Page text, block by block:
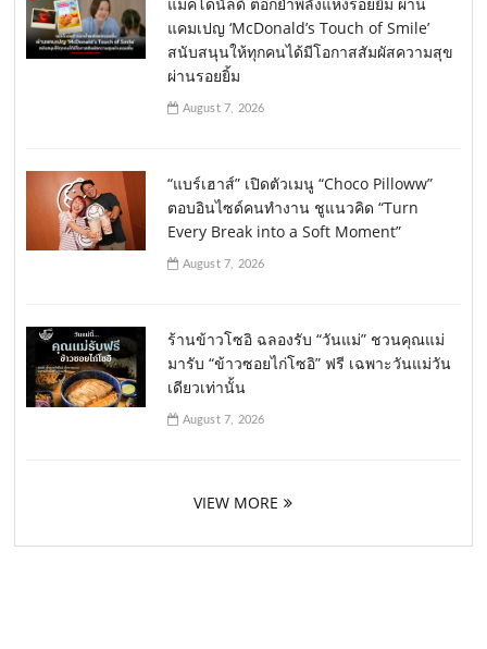
แมคโดนัลด์ ตอกย้ำพลังแห่งรอยยิ้ม ผ่าน
แคมเปญ ‘McDonald’s Touch of Smile’
สนับสนุนให้ทุกคนได้มีโอกาสสัมผัสความสุข
ผ่านรอยยิ้ม
August 7, 2026
“แบร์เฮาส์” เปิดตัวเมนู “Choco Pilloww”
ตอบอินไซด์คนทำงาน ชูแนวคิด “Turn
Every Break into a Soft Moment”
August 7, 2026
ร้านข้าวโซอิ ฉลองรับ “วันแม่” ชวนคุณแม่
มารับ “ข้าวซอยไก่โซอิ” ฟรี เฉพาะวันแม่วัน
เดียวเท่านั้น
August 7, 2026
VIEW MORE